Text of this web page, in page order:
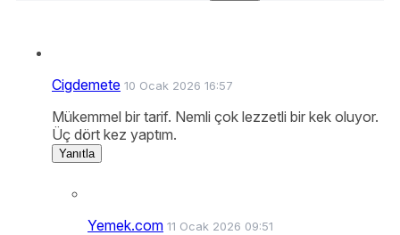
Cigdemete 10 Ocak 2026 16:57
Mükemmel bir tarif. Nemli çok lezzetli bir kek oluyor.
Üç dört kez yaptım.
Yanıtla
Yemek.com 11 Ocak 2026 09:51